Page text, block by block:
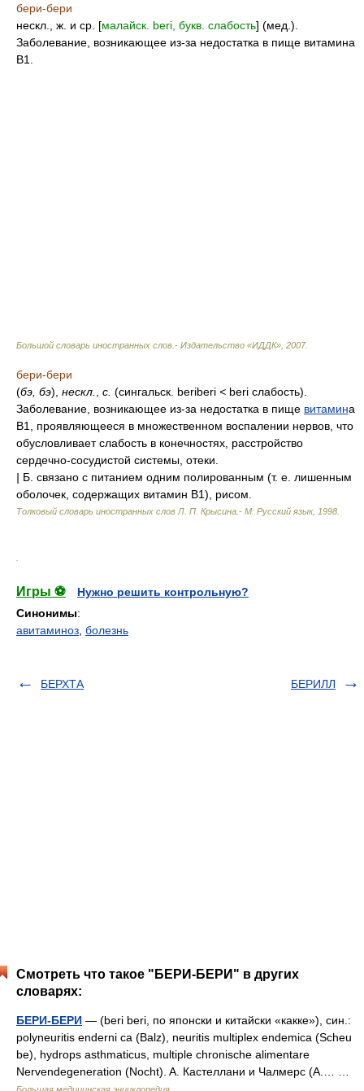
бери-бери
нескл., ж. и ср. [малайск. beri, букв. слабость] (мед.).
Заболевание, возникающее из-за недостатка в пище витамина
В1.
Большой словарь иностранных слов.- Издательство «ИДДК» 2007.
бери-бери
(бэ, бэ), нескл. с. (сингальск. beriberi < beri слабость).
Заболевание, возникающее из-за недостатка в пище витамина
В1, проявляющееся в множественном воспалении нервов, что
обусловливает слабость в конечностях, расстройство
сердечно-сосудистой системы, отеки.
| Б. связано с питанием одним полированным (т. е. лишенным
оболочек, содержащих витамин В1), рисом.
Толковый словарь иностранных слов Л. П. Крысина.- М: Русский язык, 1998
Игры ⚽
Нужно решить контрольную?
Синонимы:
авитаминоз болезнь
БЕРХТА БЕРИЛЛ
Смотреть что такое "БЕРИ-БЕРИ" в других
словарях:
БЕРИ-БЕРИ — (beri beri, по японски и китайски «какке»), син.:
polyneuritis enderni са (Balz), neuritis multiplex endemica (Scheu
be), hydrops asthmaticus, multiple chronische alimentare
Nervendegeneration (Nocht). A. Кастеллани и Чалмерс (A.… …
Большая медицинская энциклопедия